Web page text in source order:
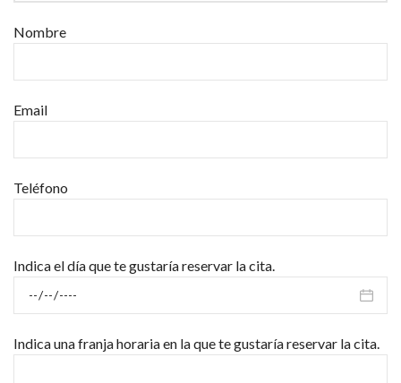
Nombre
Email
Teléfono
Indica el día que te gustaría reservar la cita.
Indica una franja horaria en la que te gustaría reservar la cita.